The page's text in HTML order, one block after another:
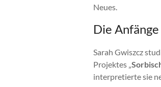
Neues.
Die Anfänge
Sarah Gwiszcz
Projektes „
interpretierte sie